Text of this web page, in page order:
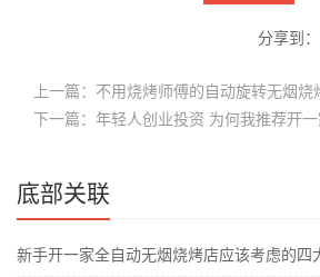
分享到：
上一篇：不用烧烤师傅的自动旋转无烟烧
下一篇：年轻人创业投资 为何我推荐开一
底部关联
新手开一家全自动无烟烧烤店应该考虑的四